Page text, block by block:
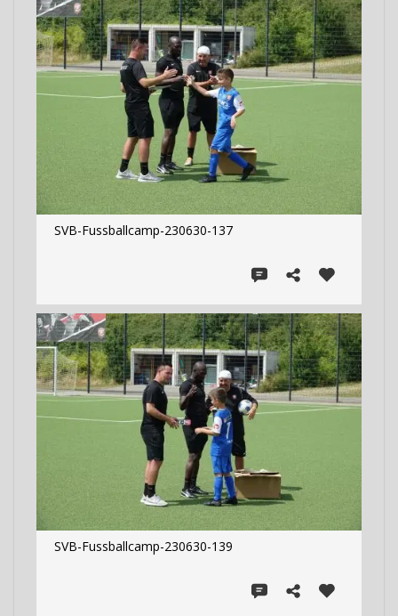
SVB-Fussballcamp-230630-137
SVB-Fussballcamp-230630-139